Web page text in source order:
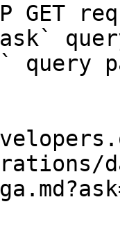
GET
query